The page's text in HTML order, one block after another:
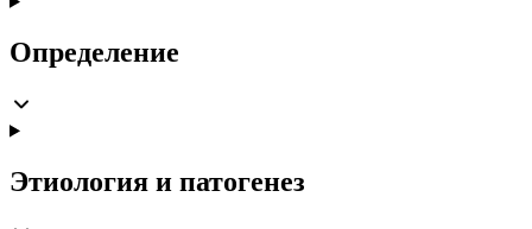
Определение
Этиология и патогенез